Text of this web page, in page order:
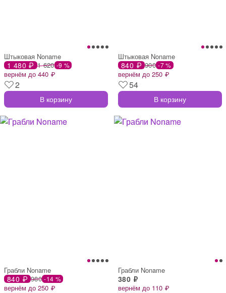
Штыковая Noname
1 480 ₽ 1 620 -9 %
вернём до 440 ₽
2
В корзину
Штыковая Noname
840 ₽ 900 -7 %
вернём до 250 ₽
54
В корзину
Грабли Noname
840 ₽ 980 -14 %
вернём до 250 ₽
Грабли Noname
380 ₽
вернём до 110 ₽